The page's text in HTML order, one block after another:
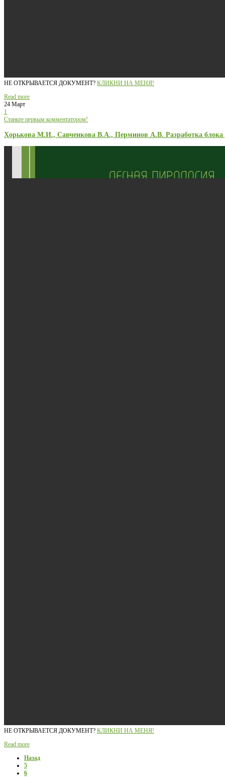
НЕ ОТКРЫВАЕТСЯ ДОКУМЕНТ? КЛИКНИ НА МЕНЯ!
Read more
24 Март
1
Станьте первым комментатором!
Хорькова М.И., Савченкова В.А., Перминов А.В. Разработка блока
НЕ ОТКРЫВАЕТСЯ ДОКУМЕНТ? КЛИКНИ НА МЕНЯ!
Read more
Назад
5
6